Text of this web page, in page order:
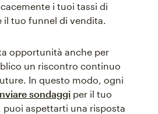
i tuoi tassi di
il tuo funnel di vendita.
opportunità anche per
un riscontro continuo
In questo modo, ogni
sondaggi per il tuo
aspettarti una risposta